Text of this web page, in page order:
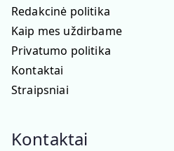
Redakcinė politika
Kaip mes uždirbame
Privatumo politika
Kontaktai
Straipsniai
Kontaktai